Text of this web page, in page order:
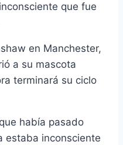
que fue
en Manchester,
a su mascota
terminará su ciclo
había pasado
estaba inconsciente